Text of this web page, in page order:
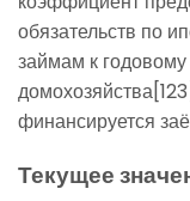
обязательств по
займам к
финансируется
Текущее